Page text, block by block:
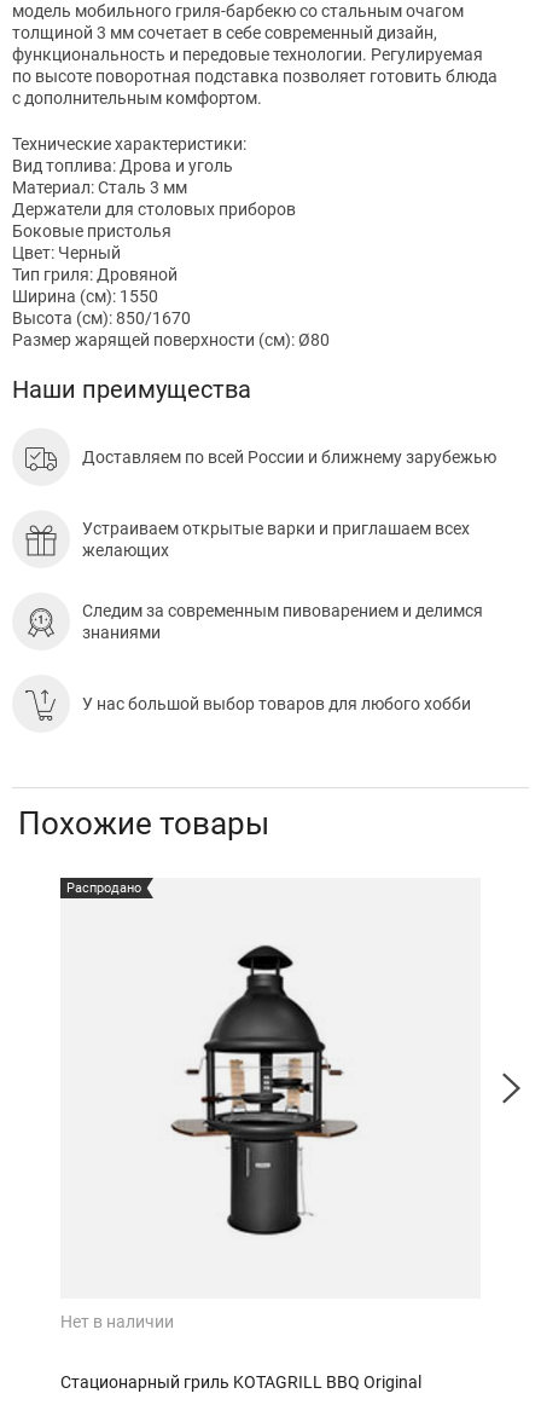
модель мобильного гриля-барбекю со стальным очагом
толщиной 3 мм сочетает в себе современный дизайн,
функциональность и передовые технологии. Регулируемая
по высоте поворотная подставка позволяет готовить блюда
с дополнительным комфортом.
Технические характеристики:
Вид топлива: Дрова и уголь
Материал: Сталь 3 мм
Держатели для столовых приборов
Боковые пристолья
Цвет: Черный
Тип гриля: Дровяной
Ширина (см): 1550
Высота (см): 850/1670
Размер жарящей поверхности (см): Ø80
Наши преимущества
Доставляем по всей России и ближнему зарубежью
Устраиваем открытые варки и приглашаем всех
желающих
Следим за современным пивоварением и делимся
знаниями
У нас большой выбор товаров для любого хобби
Похожие товары
Распродано
Нет в наличии
Стационарный гриль KOTAGRILL BBQ Original